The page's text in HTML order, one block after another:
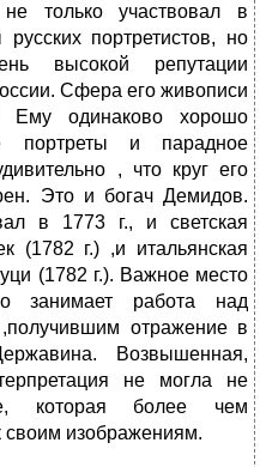
только участвовал в
портретистов, но
высокой репутации
Сфера его живописи
Ему одинаково хорошо
портреты и парадное
, что круг его
Это и богач Демидов.
в 1773 г., и светская
(1782 г.) ,и итальянская
(1782 г.). Важное место
занимает работа над
отражение в
Возвышенная,
не могла не
которая более чем
своим изображениям.